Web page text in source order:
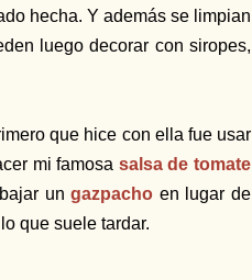
hecha. Y además se limpian
luego decorar con siropes,
que hice con ella fue usar
mi famosa salsa de tomate
ungazpacho en lugar de
que suele tardar.